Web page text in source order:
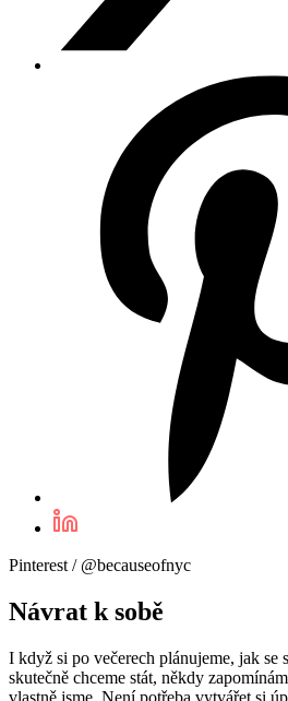
Pinterest / @becauseofnyc
Návrat k sobě
I když si po večerech plánujeme, jak se
skutečně chceme stát, někdy
vlastně jsme. Není potřeba vytvářet si